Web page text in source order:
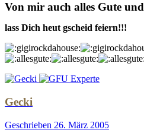
Von mir auch alles Gute und
lass Dich heut gscheid feiern!!!
Gecki
Geschrieben 26. März 2005